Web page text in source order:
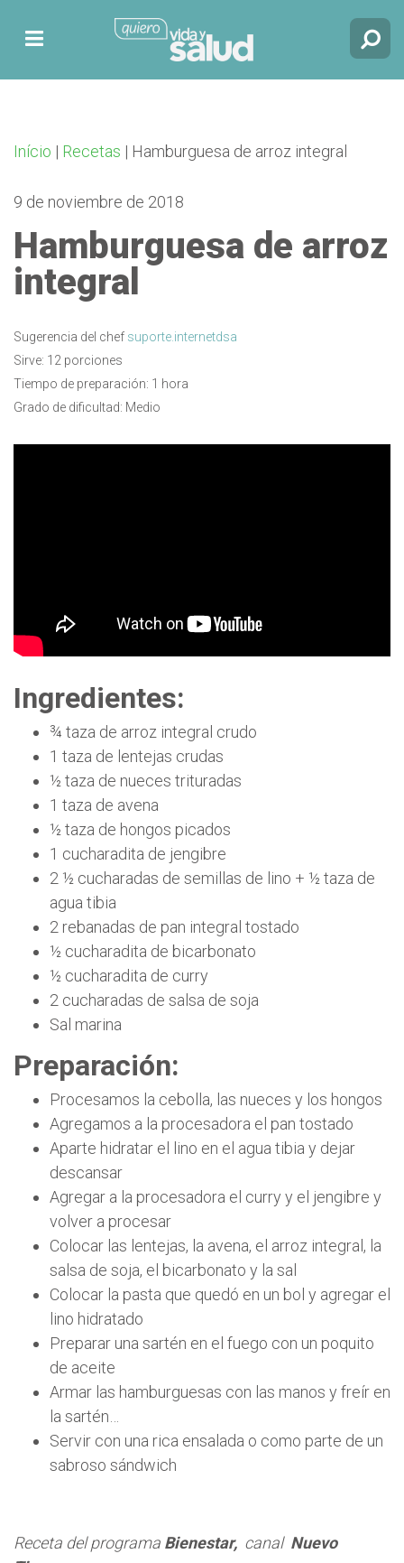
Início | Recetas | Hamburguesa de arroz integral
9 de noviembre de 2018
Hamburguesa de arroz
integral
Sugerencia del chef suporte.internetdsa
Sirve: 12 porciones
Tiempo de preparación: 1 hora
Grado de dificultad: Medio
Ingredientes:
¾ taza de arroz integral crudo
1 taza de lentejas crudas
½ taza de nueces trituradas
1 taza de avena
½ taza de hongos picados
1 cucharadita de jengibre
2 ½ cucharadas de semillas de lino + ½ taza de
agua tibia
2 rebanadas de pan integral tostado
½ cucharadita de bicarbonato
½ cucharadita de curry
2 cucharadas de salsa de soja
Sal marina
Preparación:
Procesamos la cebolla, las nueces y los hongos
Agregamos a la procesadora el pan tostado
Aparte hidratar el lino en el agua tibia y dejar
descansar
Agregar a la procesadora el curry y el jengibre y
volver a procesar
Colocar las lentejas, la avena, el arroz integral, la
salsa de soja, el bicarbonato y la sal
Colocar la pasta que quedó en un bol y agregar el
lino hidratado
Preparar una sartén en el fuego con un poquito
de aceite
Armar las hamburguesas con las manos y freír en
la sartén…
Servir con una rica ensalada o como parte de un
sabroso sándwich
Receta del programa Bienestar, canal Nuevo